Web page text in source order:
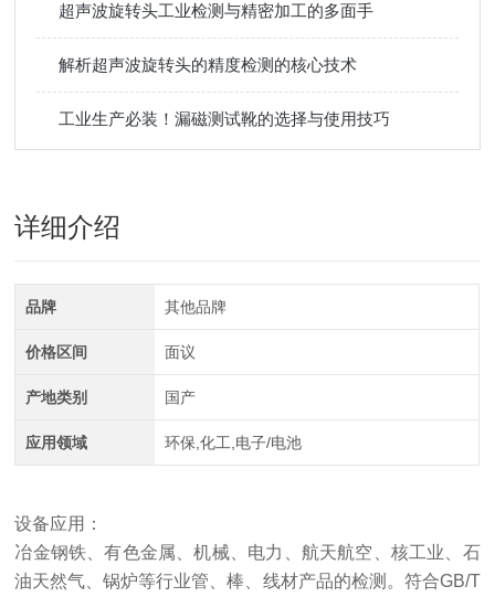
超声波旋转头工业检测与精密加工的多面手
解析超声波旋转头的精度检测的核心技术
工业生产必装！漏磁测试靴的选择与使用技巧
详细介绍
品牌 其他品牌
价格区间 面议
产地类别 国产
应用领域 环保,化工,电子/电池
设备应用：
冶金钢铁、有色金属、机械、电力、航天航空、核工业、石
油天然气、锅炉等行业管、棒、线材产品的检测。符合GB/T